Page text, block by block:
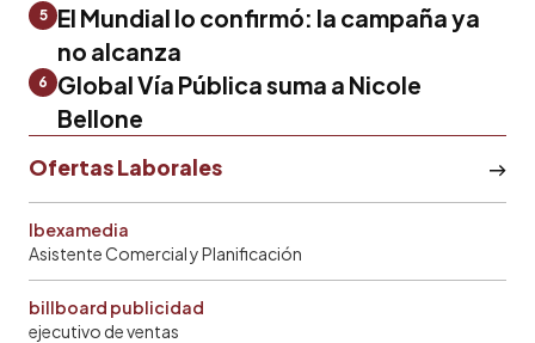
5
El Mundial lo confirmó: la campaña ya
no alcanza
6
Global Vía Pública suma a Nicole
Bellone
Ofertas Laborales
Ibexamedia
Asistente Comercial y Planificación
billboard publicidad
ejecutivo de ventas